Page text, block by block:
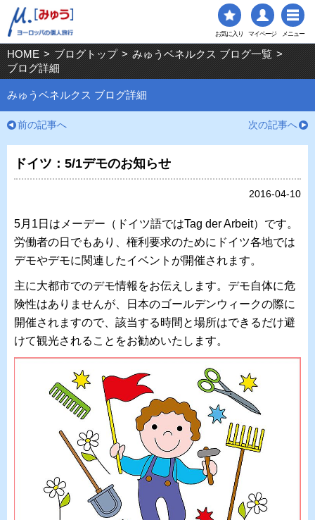
お気に入り マイページ メニュー
HOME > ブログトップ > みゅうベネルクス ブログ一覧 >
ブログ詳細
みゅうベネルクス ブログ詳細
前の記事へ 次の記事へ
ドイツ：5/1デモのお知らせ
2016-04-10
5月1日はメーデー（ドイツ語ではTag der Arbeit）です。
労働者の日でもあり、権利要求のためにドイツ各地では
デモやデモに関連したイベントが開催されます。
主に大都市でのデモ情報をお伝えします。デモ自体に危
険性はありませんが、日本のゴールデンウィークの際に
開催されますので、該当する時間と場所はできるだけ避
けて観光されることをお勧めいたします。